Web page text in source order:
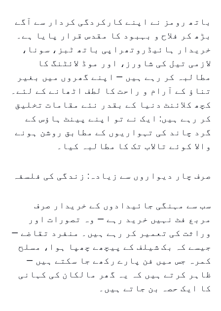
باتھ رومز نے اپنے کارکردگی کردار سے آگے
بڑھ کر فلاح و بہبود کا مقدس قرار پایا ہے۔
خریدار ہائیڈروتھراپی باتھ ٹبز، سونا،
لازمی تیل کی شاورز، اور موڈ لائٹنگ کا
مطالبہ کر رہے ہیں — اپنے گھروں میں بغیر
تناؤ کے آرام و راحت کا لطف اٹھانے کے لئے۔
کچھ کلائنٹ دنیا کے بقدر نئے مقامات تخلیق
کر رہے ہیں: ایک نے تو اپنے پینٹ ہاؤس کے
گرد چاند کی تہواریوں کے مطابق روشن ہونے
والا کوئے تالاب تک کا مطالبہ کیا۔
صرف چار دیواروں سے زیادہ: زندگی کی فلسفہ
سب سے مہنگی جائیدادوں کے خریدار صرف
مربع فٹ نہیں خرید رہے — وہ تصورات اور
وراثت کی تعمیر کر رہے ہیں۔ منفرد تقاضے —
جیسے کہ بک شیلف کے پیچھے چھپا ہوا، مسلح
کمرہ جس میں فن پارے رکھے جا سکتے ہیں —
ظاہر کرتے ہیں کہ یہ گھر مالکان کی کہانی
کا ایک حصہ بن جاتے ہیں۔